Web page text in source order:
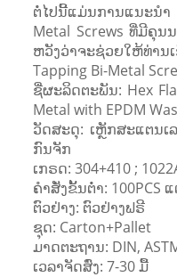
ຕໍ່ໄປນີ້ແມ່ນການແນະນໍາ
Metal Screws ທີ່ມີຄຸນ
ຫວັງວ່າຈະຊ່ວຍໃຫ້ທ່າ
Tapping Bi-Metal
ຊື່ຜະລິດຕະພັນ: Hex
Metal with EPDM
ວັດສະດຸ: ເຫຼັກສະແຕນ
ກົນຈັກ
ເກຣດ: 304+410 ;
ຄໍາສັ່ງຂັ້ນຕ່ໍາ: 100PCS
ຕົວຢ່າງ: ຕົວຢ່າງຟຣີ
ຊຸດ: Carton+Pallet
ມາດຕະຖານ: DIN,
ເວລາຈັດສົ່ງ: 7-30 ມື້